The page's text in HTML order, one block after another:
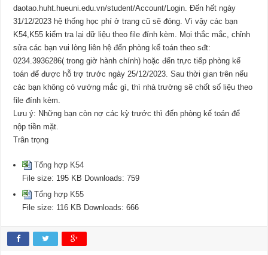
daotao.huht.hueuni.edu.vn/student/Account/Login. Đến hết ngày
31/12/2023 hệ thống học phí ở trang cũ sẽ đóng. Vì vậy các bạn
K54,K55 kiểm tra lại dữ liệu theo file đính kèm. Mọi thắc mắc, chỉnh
sửa các bạn vui lòng liên hệ đến phòng kế toán theo sđt:
0234.3936286( trong giờ hành chính) hoặc đến trực tiếp phòng kế
toán để được hỗ trợ trước ngày 25/12/2023. Sau thời gian trên nếu
các bạn không có vướng mắc gì, thì nhà trường sẽ chốt số liệu theo
file đính kèm.
Lưu ý: Những bạn còn nợ các kỳ trước thì đến phòng kế toán để
nộp tiền mặt.
Trân trọng
Tổng hợp K54
File size: 195 KB Downloads: 759
Tổng hợp K55
File size: 116 KB Downloads: 666